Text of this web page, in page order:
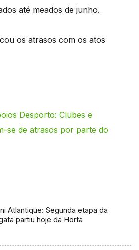
até meados de junho.
os atrasos com os atos
Desporto: Clubes e
se de atrasos por parte do
Atlantique: Segunda etapa da
partiu hoje da Horta